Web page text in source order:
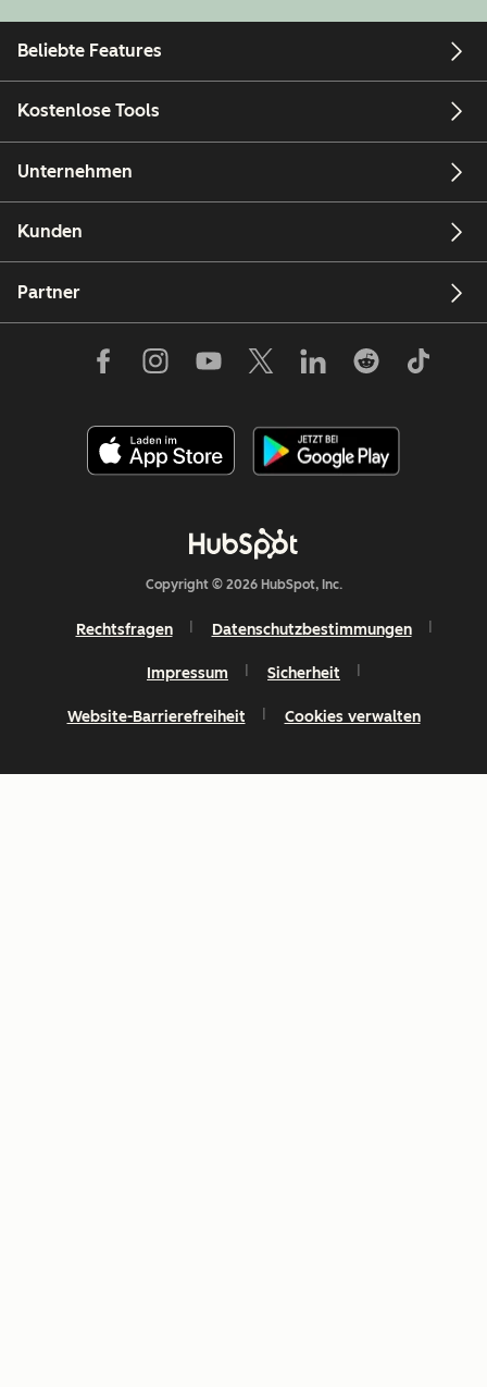
Beliebte Features
Kostenlose Tools
Unternehmen
Kunden
Partner
Copyright © 2026 HubSpot, Inc.
Rechtsfragen Datenschutzbestimmungen
Impressum Sicherheit
Website-Barrierefreiheit Cookies verwalten